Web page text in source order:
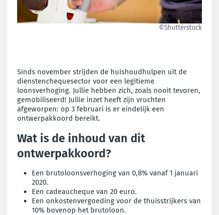
©Shutterstock
Sinds november strijden de huishoudhulpen uit de
dienstenchequesector voor een legitieme
loonsverhoging. Jullie hebben zich, zoals nooit tevoren,
gemobiliseerd! Jullie inzet heeft zijn vruchten
afgeworpen: op 3 februari is er eindelijk een
ontwerpakkoord bereikt.
Wat is de inhoud van dit
ontwerpakkoord?
Een brutoloonsverhoging van 0,8% vanaf 1 januari
2020.
Een cadeaucheque van 20 euro.
Een onkostenvergoeding voor de thuisstrijkers van
10% bovenop het brutoloon.